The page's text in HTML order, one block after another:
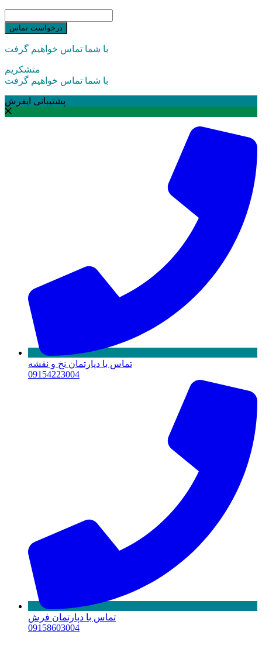
درخواست تماس
با شما تماس خواهیم گرفت
متشکریم
با شما تماس خواهیم گرفت
پشتیبانی ایفرش
تماس با دپارتمان نخ و نقشه
09154223004
تماس با دپارتمان فرش
09158603004